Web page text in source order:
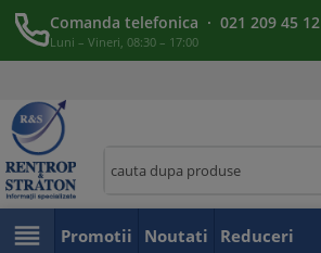
Comanda telefonica · 021 209 45 12
Luni – Vineri, 08:30 – 17:00
 Promotii Noutati Reduceri